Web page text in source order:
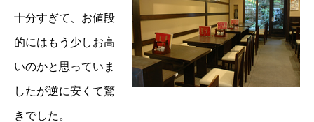
十分すぎて、お値段
的にはもう少しお高
いのかと思っていま
したが逆に安くて驚
きでした。